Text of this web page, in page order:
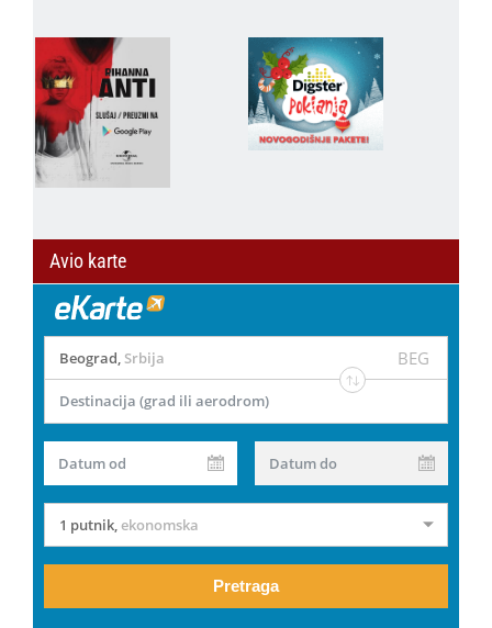
Avio karte
Beograd, Srbija BEG
Destinacija (grad ili aerodrom)
Datum od Datum do
1 putnik,ekonomska
Pretraga